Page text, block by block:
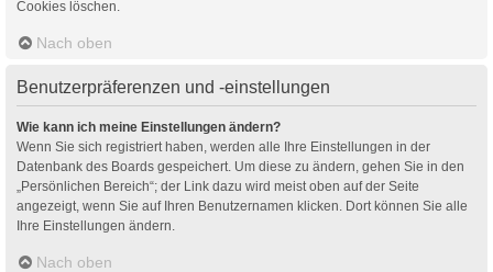
Cookies löschen.
Nach oben
Benutzerpräferenzen und -einstellungen
Wie kann ich meine Einstellungen ändern?
Wenn Sie sich registriert haben, werden alle Ihre Einstellungen in der
Datenbank des Boards gespeichert. Um diese zu ändern, gehen Sie in den
„Persönlichen Bereich“; der Link dazu wird meist oben auf der Seite
angezeigt, wenn Sie auf Ihren Benutzernamen klicken. Dort können Sie alle
Ihre Einstellungen ändern.
Nach oben